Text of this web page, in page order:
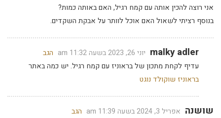
אני רוצה להכין אותה עם קמח רגיל, האם באותה כמות?
בנוסף רציתי לשאול האם אוכל לוותר על אבקת השקדים.
malky adler יוני 26, 2023 בשעה 11:32 am
הגב
עדיף לקחת מתכון של בראוניז עם קמח רגיל. יש כמה באתר
בראוניז שוקולד נוגט
שושנה אפריל 3, 2024 בשעה 11:39 am
הגב